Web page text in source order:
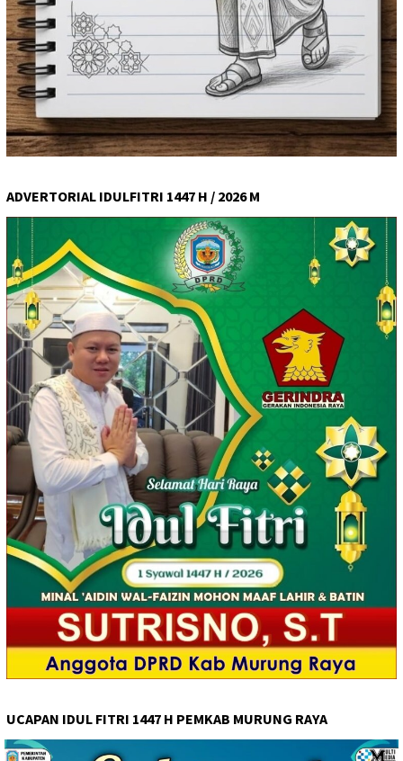
ADVERTORIAL IDULFITRI 1447 H / 2026 M
UCAPAN IDUL FITRI 1447 H PEMKAB MURUNG RAYA